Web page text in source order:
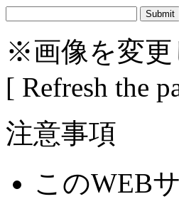
※画像を変更
[ Refresh the
注意事項
このWEB